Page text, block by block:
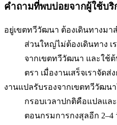
คำถามที่พบบ่อยจากผู้ใช้บริ
อยู่เขตทวีวัฒนา ต้องเดินทางมา
ส่วนใหญ่ไม่ต้องเดินทาง เ
จากเขตทวีวัฒนา และใช้
ตรา เมื่องานเสร็จเราจัด
งานแปลรับรองจากเขตทวีวัฒน
กรอบเวลาปกติคือแปลแล
ตอนกรมการกงสุลอีก 2–4